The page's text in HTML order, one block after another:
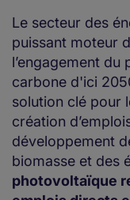
Le secteur des
puissant moteur
l’engagement du
carbone d'ici
solution clé pour
création
développement
biomasse et des
photovoltaïque